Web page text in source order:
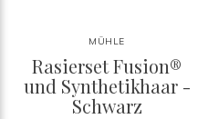
MÜHLE
Rasierset Fusion®
und Synthetikhaar -
Schwarz